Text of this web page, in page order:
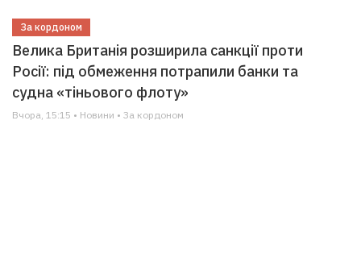
За кордоном
Велика Британія розширила санкції проти
Росії: під обмеження потрапили банки та
судна «тіньового флоту»
Вчора, 15:15 • Новини • За кордоном